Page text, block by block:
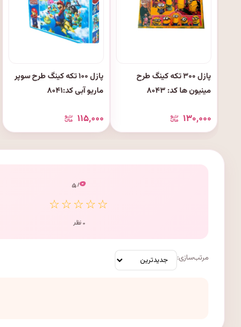
پازل ۳۰۰ تکه کینگ طرح
مینیون ها کد: ۸۰۴۳
۱۳۰٬۰۰۰
پازل ۱۰۰ تکه کینگ طرح سوپر
ماریو آبی کد:۸۰۴۱
۱۱۵٬۰۰۰
۰/ ۵
☆☆☆☆☆
۰ نظر
مرتب‌سازی: